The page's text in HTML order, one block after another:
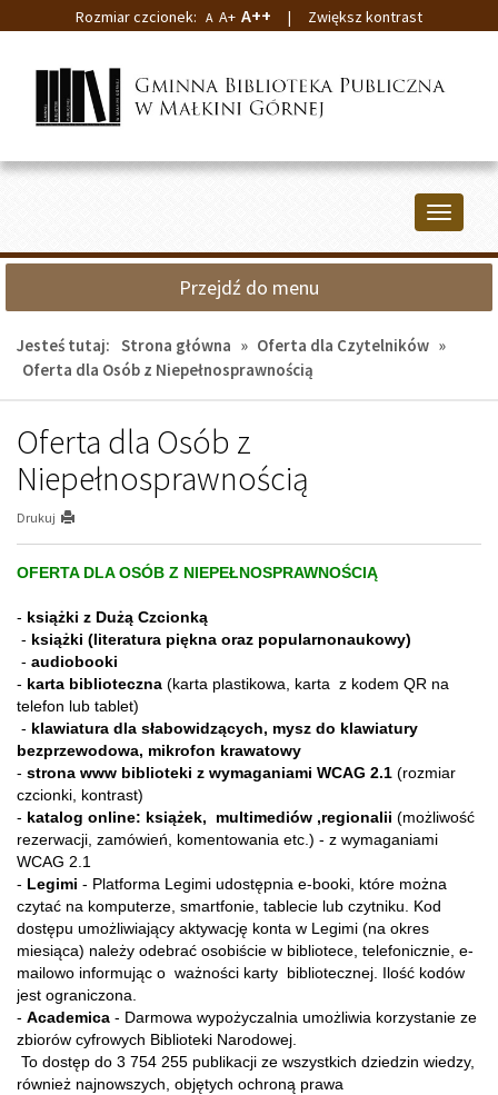
wyszukiwarki
Rozmiar czcionek: A A+ A++ | Zwiększ kontrast
Przełącz
Przejdź do menu
Jesteś tutaj: Strona główna » Oferta dla Czytelników »
Oferta dla Osób z Niepełnosprawnością
Oferta dla Osób z
Niepełnosprawnością
Drukuj
OFERTA DLA OSÓB Z NIEPEŁNOSPRAWNOŚCIĄ
- książki z Dużą Czcionką
- książki (literatura piękna oraz popularnonaukowy)
- audiobooki
- karta biblioteczna (karta plastikowa, karta z kodem QR na
telefon lub tablet)
- klawiatura dla słabowidzących, mysz do klawiatury
bezprzewodowa, mikrofon krawatowy
- strona www biblioteki z wymaganiami WCAG 2.1 (rozmiar
czcionki, kontrast)
- katalog online: książek, multimediów ,regionalii (możliwość
rezerwacji, zamówień, komentowania etc.) - z wymaganiami
WCAG 2.1
- Legimi - Platforma Legimi udostępnia e-booki, które można
czytać na komputerze, smartfonie, tablecie lub czytniku. Kod
dostępu umożliwiający aktywację konta w Legimi (na okres
miesiąca) należy odebrać osobiście w bibliotece, telefonicznie, e-
mailowo informując o ważności karty bibliotecznej. Ilość kodów
jest ograniczona.
- Academica - Darmowa wypożyczalnia umożliwia korzystanie ze
zbiorów cyfrowych Biblioteki Narodowej.
To dostęp do 3 754 255 publikacji ze wszystkich dziedzin wiedzy,
również najnowszych, objętych ochroną prawa